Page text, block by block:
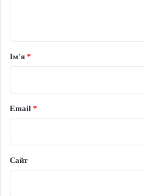
Ім'я *
Email *
Сайт